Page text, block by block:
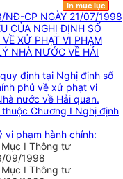
In mục lục
NĐ-CP NGÀY 21/07/1998
CỦA NGHỊ ĐỊNH SỐ
XỬ PHẠT VI PHẠM
NHÀ NƯỚC VỀ HẢI
định tại Nghị định số
phủ về xử phạt vi
nước về Hải quan.
Chương I Nghị định
phạm hành chính:
I Thông tư
09/1998
I Thông tư